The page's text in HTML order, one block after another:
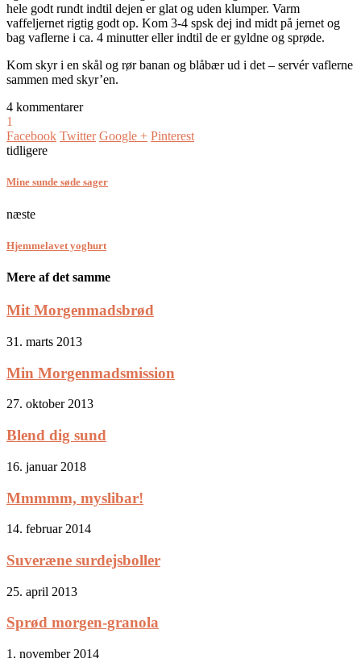
hele godt rundt indtil dejen er glat og uden klumper. Varm
vaffeljernet rigtig godt op. Kom 3-4 spsk dej ind midt på jernet og
bag vaflerne i ca. 4 minutter eller indtil de er gyldne og sprøde.
Kom skyr i en skål og rør banan og blåbær ud i det – servér vaflerne
sammen med skyr’en.
4 kommentarer
1
Facebook Twitter Google + Pinterest
tidligere
Mine sunde søde sager
næste
Hjemmelavet yoghurt
Mere af det samme
Mit Morgenmadsbrød
31. marts 2013
Min Morgenmadsmission
27. oktober 2013
Blend dig sund
16. januar 2018
Mmmmm, myslibar!
14. februar 2014
Suveræne surdejsboller
25. april 2013
Sprød morgen-granola
1. november 2014